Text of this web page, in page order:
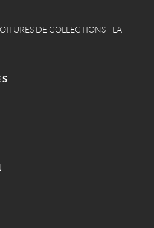
DE COLLECTIONS - LA